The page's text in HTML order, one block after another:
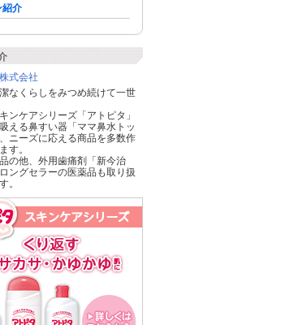
紹介
式会社
なくらしをみつめ続けて一世
ンケアシリーズ「アトピタ」
える鼻すい器「ママ鼻水トッ
ニーズに応える商品を多数作
す。
の他、外用歯痛剤「新今治
ングセラーの医薬品も取り扱
。